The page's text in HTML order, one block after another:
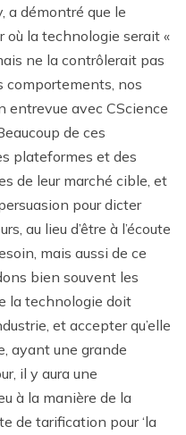
a démontré que le
où la technologie serait «
ne la contrôlerait pas
comportements, nos
entrevue avec CScience
de ces
plateformes et des
de leur marché cible, et
pour dicter
au lieu d’être à l’écoute
mais aussi de ce
bien souvent les
la technologie doit
et accepter qu’elle
ayant une grande
il y aura une
à la manière de la
de tarification pour ‘la